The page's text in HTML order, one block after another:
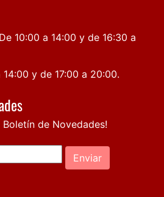
10:00 a 14:00 y de 16:30 a
y de 17:00 a 20:00.
Boletín de Novedades!
Enviar